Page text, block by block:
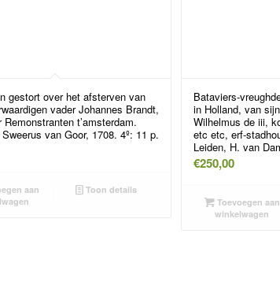
gestort over het afsterven van
vader Johannes Brandt,
Remonstranten t’amsterdam.
van Goor, 1708. 4º: 11 p.
aan
Toon details
Bataviers-
in Holland, van
Wilhelmus de iii,
etc etc, erf-
Leiden, H. van
€250,00
Toevoegen aan
winkelwagen